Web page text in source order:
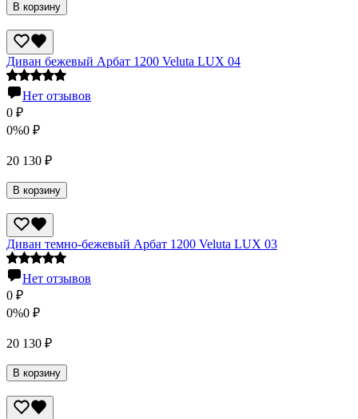
В корзину
Диван бежевый Арбат 1200 Veluta LUX 04
Нет отзывов
0 ₽
0%0 ₽
20 130 ₽
В корзину
Диван темно-бежевый Арбат 1200 Veluta LUX 03
Нет отзывов
0 ₽
0%0 ₽
20 130 ₽
В корзину